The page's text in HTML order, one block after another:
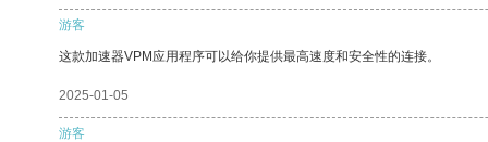
游客
这款加速器VPM应用程序可以给你提供最高速度和安全性的连接。
2025-01-05
游客